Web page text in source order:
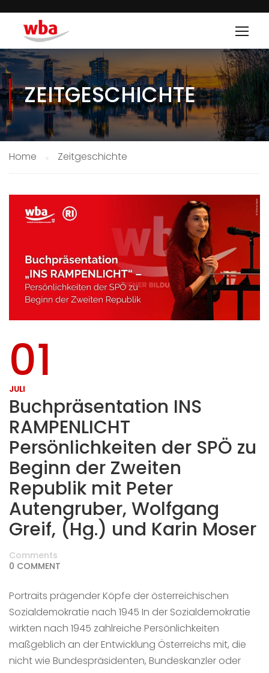
ZEITGESCHICHTE
Home Zeitgeschichte
01
JULI
Buchpräsentation INS
RAMPENLICHT
Persönlichkeiten der SPÖ zu
Beginn der Zweiten
Republik mit Peter
Autengruber, Wolfgang
Greif, (Hg.) und Karin Moser
Comments
0 COMMENT
Portraits prägender Köpfe der österreichischen
Sozialdemokratie nach 1945 In der Sozialdemokratie
wirkten nach 1945 zahlreiche Persönlichkeiten
maßgeblich an der Entwicklung Österreichs mit, die
nicht wie Bundespräsidenten, Bundeskanzler oder